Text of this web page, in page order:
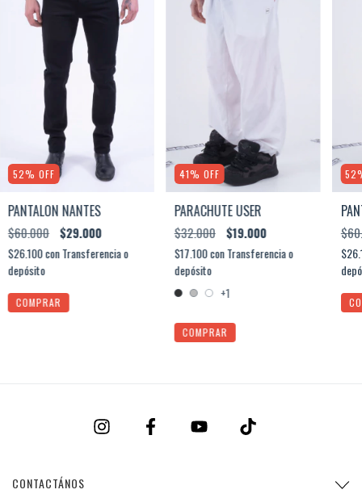
52% OFF
PANTALÓN NANTES
$60.000 $29.000
$26.100conTransferencia o
depósito
COMPRAR
41% OFF
PARACHUTE USER
$32.000 $19.000
$17.100conTransferencia o
depósito
+1
COMPRAR
52
CONTACTÁNOS